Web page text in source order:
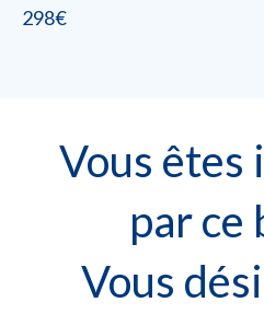
298€
Vous êtes
par ce
Vous